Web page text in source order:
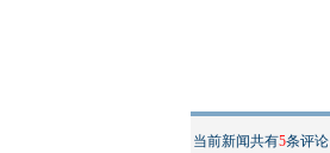
当前新闻共有5条评论